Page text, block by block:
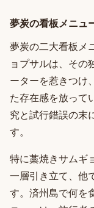
夢炭の看板メニュ
夢炭の二大看板メ
ョプサルは、その
ーターを惹きつけ
た存在感を放って
究と試行錯誤の末
す。
特に藁焼きサムギ
一層引き立て、他
す。済州島で何を